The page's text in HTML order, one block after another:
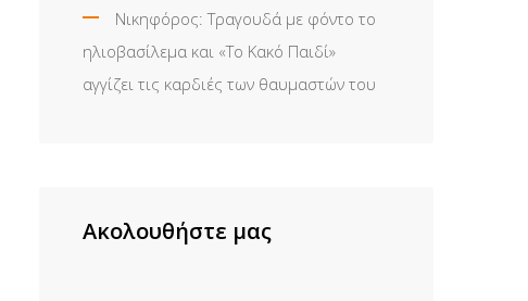
Νικηφόρος: Τραγουδά με φόντο το
ηλιοβασίλεμα και «Το Κακό Παιδί»
αγγίζει τις καρδιές των θαυμαστών του
Ακολουθήστε μας